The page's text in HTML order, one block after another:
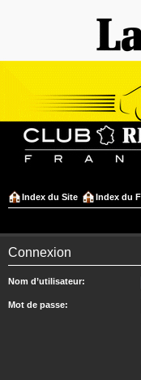
Index du Site Index du
Connexion
Nom d’utilisateur:
Mot de passe: